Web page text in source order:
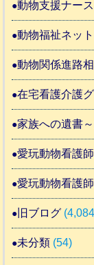
動物支援ナース
動物福祉ネッ
動物関係進路
在宅看護介護
家族への遺書
愛玩動物看護
愛玩動物看護
旧ブログ
未分類 (54)